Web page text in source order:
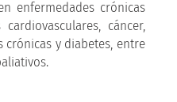
enfermedades crónicas
cáncer,
crónicas y diabetes, entre